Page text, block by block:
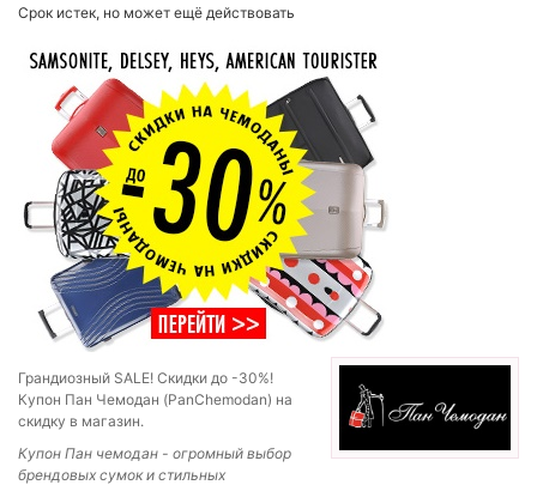
Срок истек, но может ещё действовать
Грандиозный SALE! Скидки до -30%!
Купон Пан Чемодан (PanChemodan) на
скидку в магазин.
Купон Пан чемодан - огромный выбор
брендовых сумок и стильных